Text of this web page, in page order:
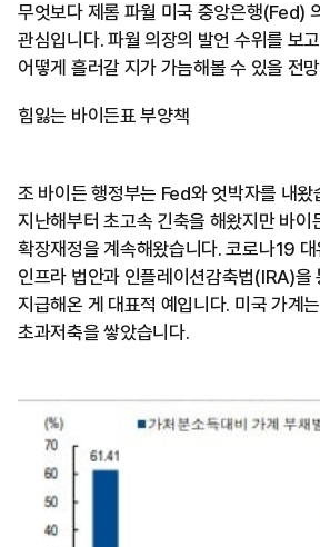
무엇보다 제롬 파월 미국 중앙은행(Fed)
관심입니다. 파월 의장의 발언 수위를 보
어떻게 흘러갈 지가 가늠해볼 수 있을 전
힘잃는 바이든표 부양책
조 바이든 행정부는 Fed와 엇박자를 내왔
지난해부터 초고속 긴축을 해왔지만 바이
확장재정을 계속해왔습니다. 코로나19
인프라 법안과 인플레이션감축법(IRA)을
지급해온 게 대표적 예입니다. 미국 가계
초과저축을 쌓았습니다.